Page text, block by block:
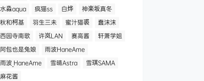
水淼aqua
疯猫ss 白烨
神楽坂真冬
秋和柯基
羽生三未 蜜汁猫裘
蠢沫沫
西园寺南歌
许岚LAN 赛高酱
轩萧学姐
阿包也是兔娘
雨波HaneAme
雨波_HaneAme
雪晴Astra
雪琪SAMA
麻花酱